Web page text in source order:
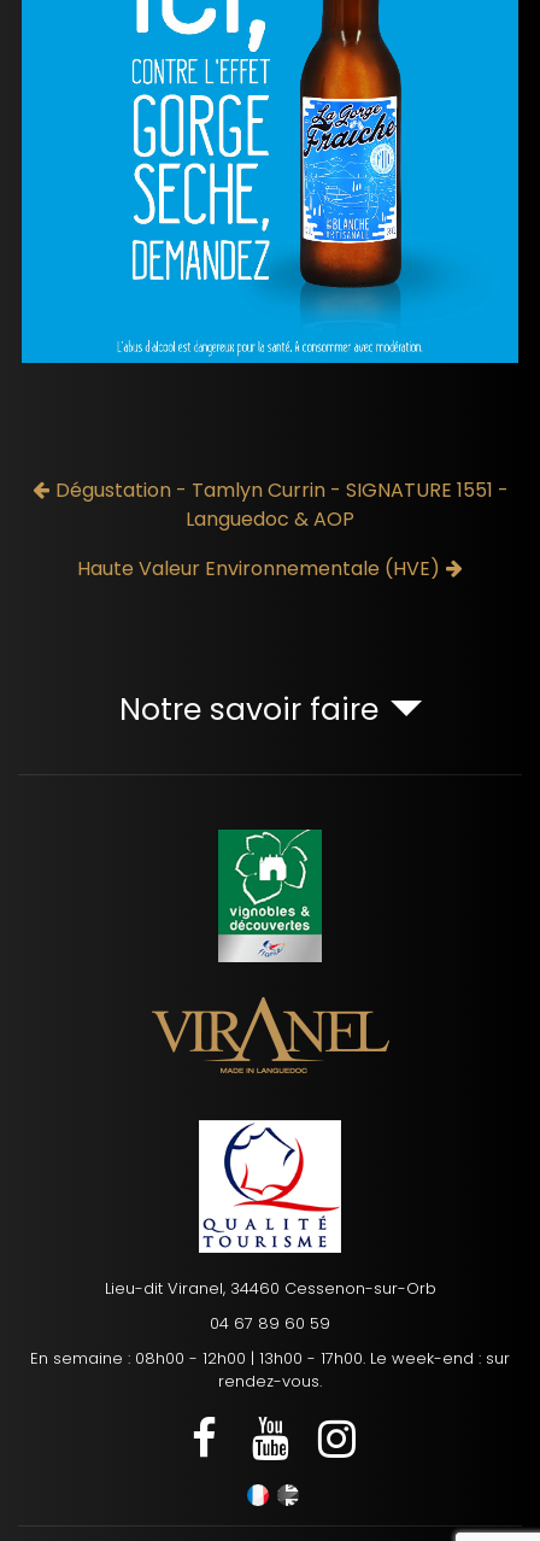
Dégustation - Tamlyn Currin - SIGNATURE 1551 -
Languedoc & AOP
Haute Valeur Environnementale (HVE)
Notre savoir faire
Lieu-dit Viranel, 34460 Cessenon-sur-Orb
04 67 89 60 59
En semaine : 08h00 - 12h00 | 13h00 - 17h00. Le week-end : sur
rendez-vous.